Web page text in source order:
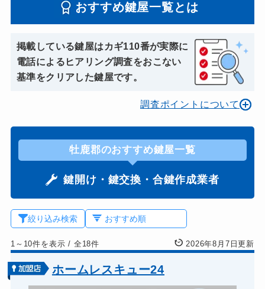
おすすめ鍵屋一覧とは
掲載している鍵屋はカギ110番が実際に
電話によるヒアリング調査をおこない
基準をクリアした鍵屋です。
調査ポイントについて
牡鹿郡のおすすめ鍵屋一覧
鍵開け・鍵交換・合鍵作成業者
絞り込み検索
1～10件を表示/ 全18件 2026年8月7日更新
ホームレスキュー24